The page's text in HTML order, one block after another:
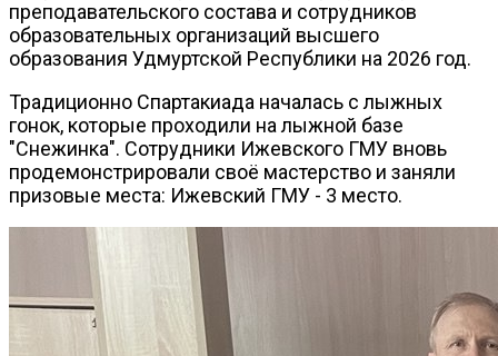
преподавательского состава и сотрудников
образовательных организаций высшего
образования Удмуртской Республики на 2026 год.
Традиционно Спартакиада началась с лыжных
гонок, которые проходили на лыжной базе
"Снежинка". Сотрудники Ижевского ГМУ вновь
продемонстрировали своё мастерство и заняли
призовые места: Ижевский ГМУ - 3 место.